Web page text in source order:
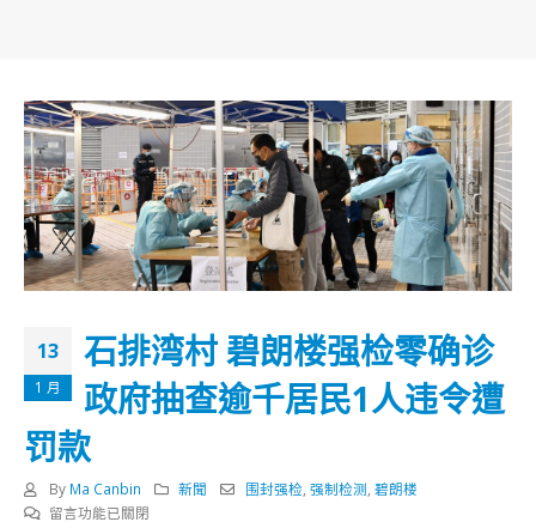
13
1 月
石排湾村 碧朗楼强检零确诊
政府抽查逾千居民1人违令遭
罚款
By Ma Canbin 新聞 围封强检,强制检测,碧朗楼
在
留言功能已關閉